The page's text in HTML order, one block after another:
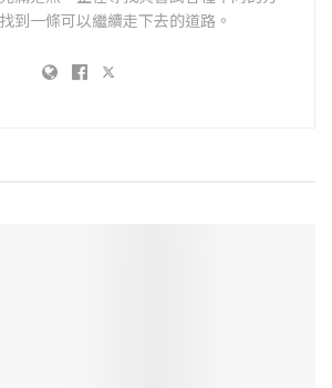
到一條可以繼續走下去的道路。